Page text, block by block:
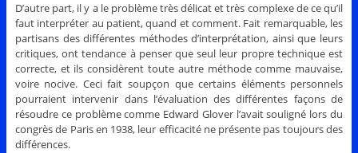
D’autre part, il y a le problème très délicat et très complexe de ce qu’il
faut interpréter au patient, quand et comment. Fait remarquable, les
partisans des différentes méthodes d’interprétation, ainsi que leurs
critiques, ont tendance à penser que seul leur propre technique est
correcte, et ils considèrent toute autre méthode comme mauvaise,
voire nocive. Ceci fait soupçon que certains éléments personnels
pourraient intervenir dans l’évaluation des différentes façons de
résoudre ce problème comme Edward Glover l’avait souligné lors du
congrès de Paris en 1938, leur efficacité ne présente pas toujours des
différences.